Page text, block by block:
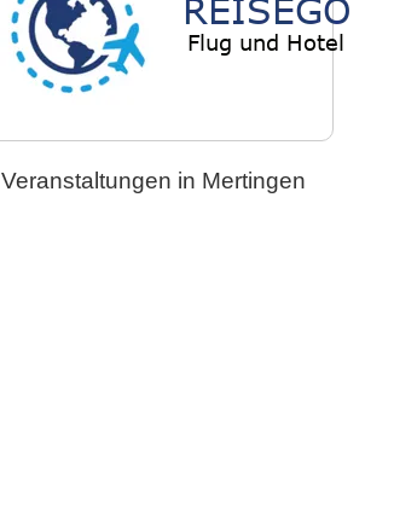
Veranstaltungen in Mertingen